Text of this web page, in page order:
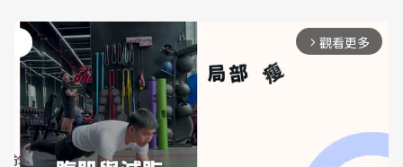
arrow_forward_ios 觀看更多